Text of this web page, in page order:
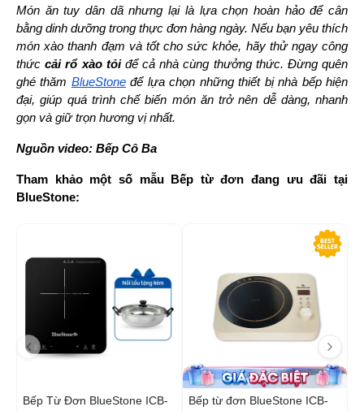
Món ăn tuy dân dã nhưng lại là lựa chọn hoàn hảo để cân
bằng dinh dưỡng trong thực đơn hàng ngày. Nếu bạn yêu thích
món xào thanh đạm và tốt cho sức khỏe, hãy thử ngay công
thức cải rổ xào tỏi để cả nhà cùng thưởng thức. Đừng quên
ghé thăm BlueStone để lựa chọn những thiết bị nhà bếp hiện
đại, giúp quá trình chế biến món ăn trở nên dễ dàng, nhanh
gọn và giữ trọn hương vị nhất.
Nguồn video: Bếp Cô Ba
Tham khảo một số mẫu Bếp từ đơn đang ưu đãi tại
BlueStone:
Bếp Từ Đơn BlueStone ICB-
Bếp từ đơn BlueStone ICB-